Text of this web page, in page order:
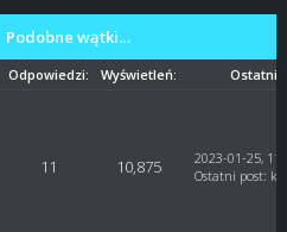
Podobne wątki…
Odpowiedzi: Wyświetleń: Ostatni
11 10,875
2023-01-25,
Ostatni post: